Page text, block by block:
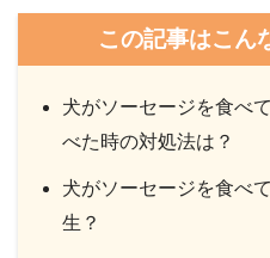
この記事はこん
犬がソーセージを食べ
べた時の対処法は？
犬がソーセージを食べ
生？